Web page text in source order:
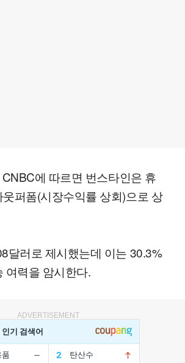
에 따르면 번스타인은 휴
퍼폼(시장수익률 상회)으로 상
달러로 제시했는데 이는 30.3%
여력을 암시한다.
ADVERTISEMENT